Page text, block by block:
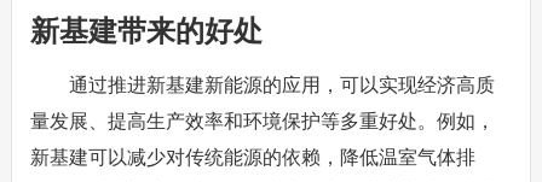
新基建带来的好处
通过推进新基建新能源的应用，可以实现经济高质
量发展、提高生产效率和环境保护等多重好处。例如，
新基建可以减少对传统能源的依赖，降低温室气体排